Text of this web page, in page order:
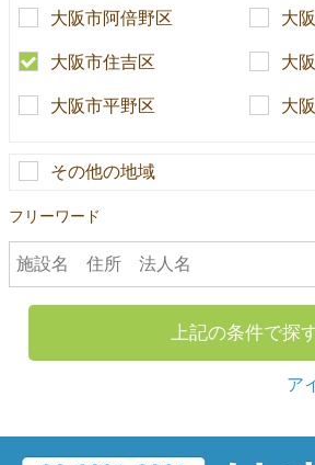
大阪市阿倍野区 大
大阪市住吉区 大
大阪市平野区 大
その他の地域
フリーワード
上記の条件で探
ア